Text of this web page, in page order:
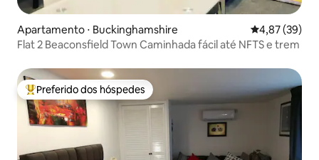
Apartamento ⋅ Buckinghamshire 4,87 de uma
4,87 (39)
Flat 2 Beaconsfield Town Caminhada fácil até NFTS e trem
Entre os melhores preferidos dos hóspedes
Preferido dos hóspedes